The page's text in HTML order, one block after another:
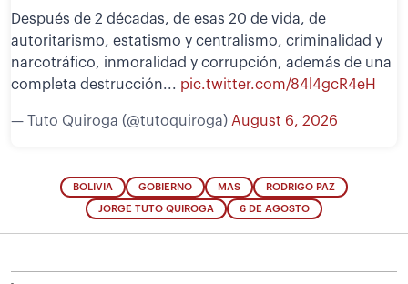
Después de 2 décadas, de esas 20 de vida, de
autoritarismo, estatismo y centralismo, criminalidad y
narcotráfico, inmoralidad y corrupción, además de una
completa destrucción... pic.twitter.com/84l4gcR4eH
— Tuto Quiroga (@tutoquiroga) August 6, 2026
BOLIVIA GOBIERNO MAS RODRIGO PAZ
JORGE TUTO QUIROGA 6 DE AGOSTO